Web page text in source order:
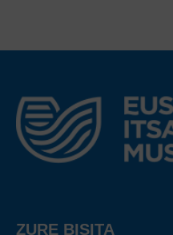
ZURE BISITA